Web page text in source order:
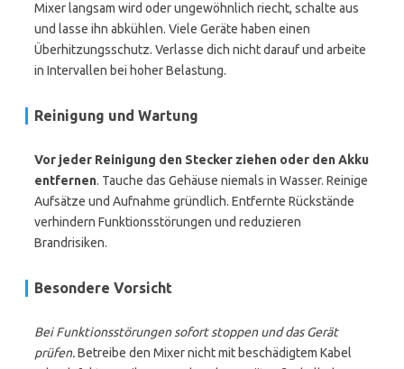
Mixer langsam wird oder ungewöhnlich riecht, schalte aus
und lasse ihn abkühlen. Viele Geräte haben einen
Überhitzungsschutz. Verlasse dich nicht darauf und arbeite
in Intervallen bei hoher Belastung.
Reinigung und Wartung
Vor jeder Reinigung den Stecker ziehen oder den Akku
entfernen. Tauche das Gehäuse niemals in Wasser. Reinige
Aufsätze und Aufnahme gründlich. Entfernte Rückstände
verhindern Funktionsstörungen und reduzieren
Brandrisiken.
Besondere Vorsicht
Bei Funktionsstörungen sofort stoppen und das Gerät
prüfen.Betreibe den Mixer nicht mit beschädigtem Kabel